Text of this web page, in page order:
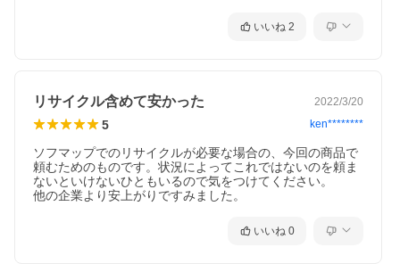
いいね 2
リサイクル含めて安かった 2022/3/20
5 ken********
ソフマップでのリサイクルが必要な場合の、今回の商品で
頼むためのものです。状況によってこれではないのを頼ま
ないといけないひともいるので気をつけてください。
他の企業より安上がりですみました。
いいね 0